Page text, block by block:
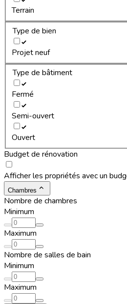
Terrain
Type de bien
Projet neuf
Type de bâtiment
Fermé
Semi-ouvert
Ouvert
Budget de rénovation
Afficher les propriétés avec un
Chambres
Nombre de chambres
Minimum
Maximum
Nombre de salles de bain
Minimum
Maximum